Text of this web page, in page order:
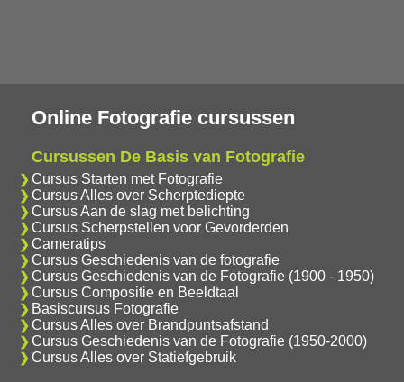
Online Fotografie cursussen
Cursussen De Basis van Fotografie
Cursus Starten met Fotografie
Cursus Alles over Scherptediepte
Cursus Aan de slag met belichting
Cursus Scherpstellen voor Gevorderden
Cameratips
Cursus Geschiedenis van de fotografie
Cursus Geschiedenis van de Fotografie (1900 - 1950)
Cursus Compositie en Beeldtaal
Basiscursus Fotografie
Cursus Alles over Brandpuntsafstand
Cursus Geschiedenis van de Fotografie (1950-2000)
Cursus Alles over Statiefgebruik